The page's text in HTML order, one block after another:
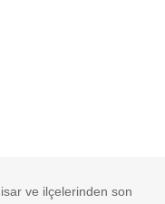
ve ilçelerinden son